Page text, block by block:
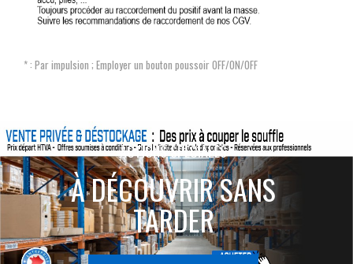
* : Par impulsion ; Employer un bouton poussoir OFF/ON/OFF
ACTIONS SPÉCIALES
À DÉCOUVRIR SANS
TARDER